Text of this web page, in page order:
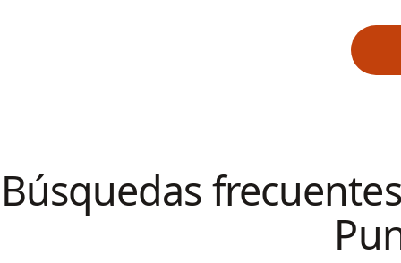
Búsquedas